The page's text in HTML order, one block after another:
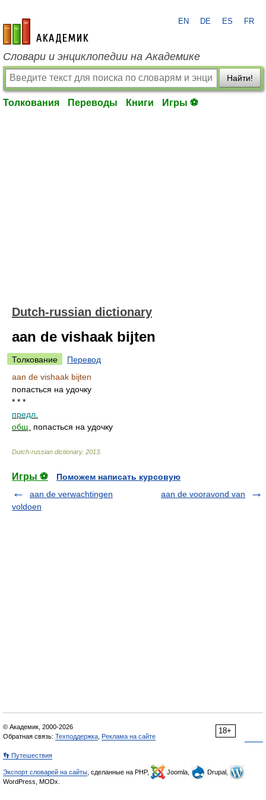
academic.ru
EN DE ES FR
Словари и энциклопедии на Академике
Найти!
Толкования Переводы Книги Игры ⚽
Dutch-russian dictionary
aan de vishaak bijten
Толкование
Перевод
aan de vishaak bijten
попасться на удочку
* * *
предл.
общ.
попасться на удочку
Dutch-russian dictionary. 2013
Игры ⚽
Поможем написать курсовую
aan de verwachtingen
voldoen
aan de vooravond van
18+
© Академик, 2000-2026
Обратная связь: Техподдержка Реклама на сайте
👣 Путешествия
Экспорт словарей на сайты , сделанные на PHP, Joomla,
Drupal,
WordPress, MODx.